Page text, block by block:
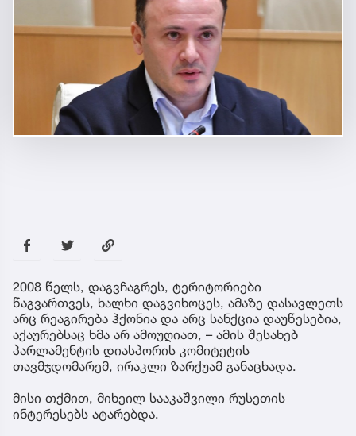
2008 წელს, დაგვჩაგრეს, ტერიტორიები
წაგვართვეს, ხალხი დაგვიხოცეს, ამაზე დასავლეთს
არც რეაგირება ჰქონია და არც სანქცია დაუწესებია,
აქაურებსაც ხმა არ ამოუღიათ, – ამის შესახებ
პარლამენტის დიასპორის კომიტეტის
თავმჯდომარემ, ირაკლი ზარქუამ განაცხადა.
მისი თქმით, მიხეილ სააკაშვილი რუსეთის
ინტერესებს ატარებდა.